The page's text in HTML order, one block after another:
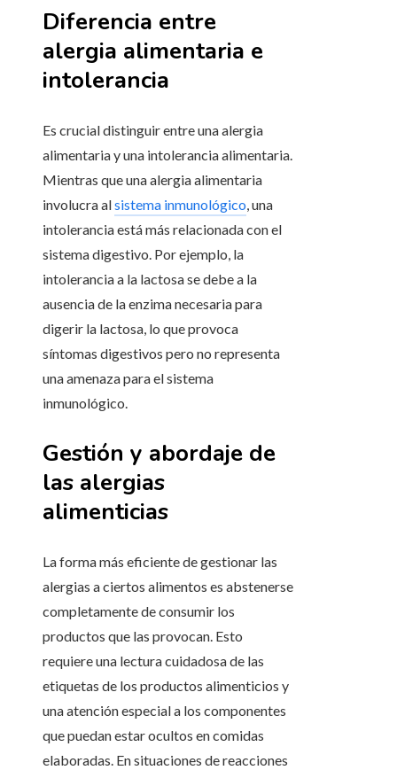
Diferencia entre
alergia alimentaria e
intolerancia
Es crucial distinguir entre una alergia
alimentaria y una intolerancia alimentaria.
Mientras que una alergia alimentaria
involucra alsistema inmunológico, una
intolerancia está más relacionada con el
sistema digestivo. Por ejemplo, la
intolerancia a la lactosa se debe a la
ausencia de la enzima necesaria para
digerir la lactosa, lo que provoca
síntomas digestivos pero no representa
una amenaza para el sistema
inmunológico.
Gestión y abordaje de
las alergias
alimenticias
La forma más eficiente de gestionar las
alergias a ciertos alimentos es abstenerse
completamente de consumir los
productos que las provocan. Esto
requiere una lectura cuidadosa de las
etiquetas de los productos alimenticios y
una atención especial a los componentes
que puedan estar ocultos en comidas
elaboradas. En situaciones de reacciones